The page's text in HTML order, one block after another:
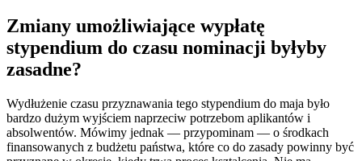
Zmiany umożliwiające wypłatę
stypendium do czasu nominacji byłyby
zasadne?
Wydłużenie czasu przyznawania tego stypendium do maja było
bardzo dużym wyjściem naprzeciw potrzebom aplikantów i
absolwentów. Mówimy jednak — przypominam — o środkach
finansowanych z budżetu państwa, które co do zasady powinny być